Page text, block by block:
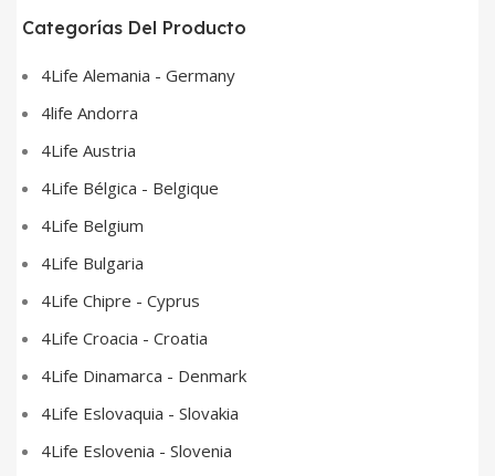
Categorías Del Producto
4Life Alemania - Germany
4life Andorra
4Life Austria
4Life Bélgica - Belgique
4Life Belgium
4Life Bulgaria
4Life Chipre - Cyprus
4Life Croacia - Croatia
4Life Dinamarca - Denmark
4Life Eslovaquia - Slovakia
4Life Eslovenia - Slovenia